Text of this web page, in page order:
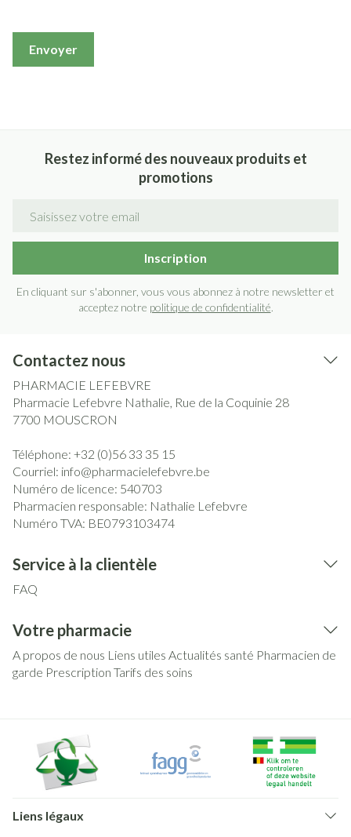
Envoyer
Restez informé des nouveaux produits et
promotions
Inscription
En cliquant sur s'abonner, vous vous abonnez à notre newsletter et
acceptez notre politique de confidentialité.
Contactez nous
PHARMACIE LEFEBVRE
Pharmacie Lefebvre Nathalie, Rue de la Coquinie 28
7700 MOUSCRON
Téléphone: +32 (0)56 33 35 15
Courriel: info@pharmacielefebvre.be
Numéro de licence: 540703
Pharmacien responsable: Nathalie Lefebvre
Numéro TVA: BE0793103474
Service à la clientèle
FAQ
Votre pharmacie
A propos de nous Liens utiles Actualités santé Pharmacien de
garde Prescription Tarifs des soins
Liens légaux